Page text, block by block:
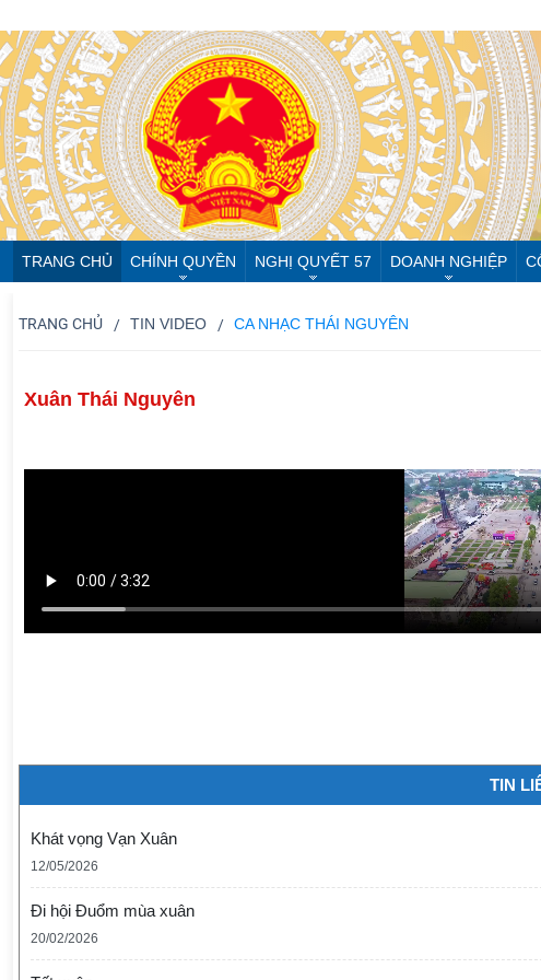
TRANG CHỦ CHÍNH QUYỀN NGHỊ QUYẾT 57 DOANH NGHIỆP
TRANG CHỦ TIN VIDEO CA NHẠC THÁI NGUYÊN
Xuân Thái Nguyên
TIN
Khát vọng Vạn Xuân
12/05/2026
Đi hội Đuổm mùa xuân
20/02/2026